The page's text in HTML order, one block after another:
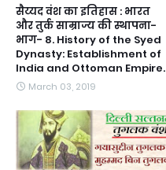
सैय्यद वंश का इतिहास : भारत
और तुर्क साम्राज्य की स्थापना-
भाग- 8. History of the Syed
Dynasty: Establishment of
India and Ottoman Empire.
March 03, 2019